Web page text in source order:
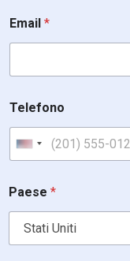
Email *
Telefono
United States +1
r
o
o
Paese *